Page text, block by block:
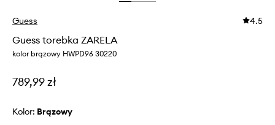
Guess 4.5
Guess torebka ZARELA
kolor brązowy HWPD96 30220
789,99 zł
Kolor: brązowy